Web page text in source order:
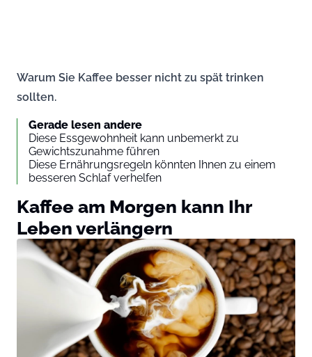
Warum Sie Kaffee besser nicht zu spät trinken
sollten.
Gerade lesen andere
Diese Essgewohnheit kann unbemerkt zu
Gewichtszunahme führen
Diese Ernährungsregeln könnten Ihnen zu einem
besseren Schlaf verhelfen
Kaffee am Morgen kann Ihr
Leben verlängern